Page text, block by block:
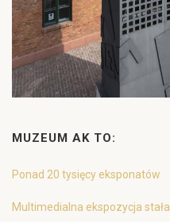
MUZEUM AK TO:
Ponad 20 tysięcy eksponatów
Multimedialna ekspozycja stała